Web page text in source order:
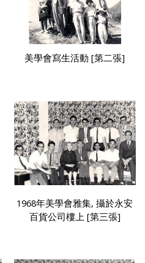
美學會寫生活動 [第二張]
1968年美學會雅集, 攝於永安
百貨公司樓上 [第三張]